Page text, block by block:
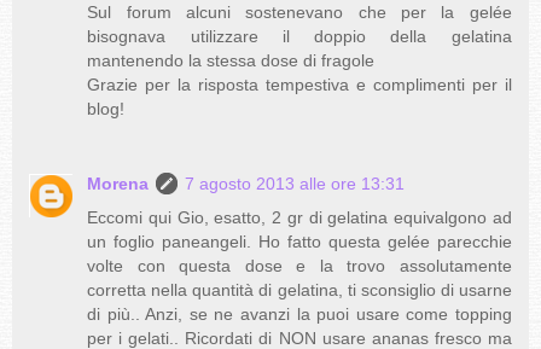
Sul forum alcuni sostenevano che per la gelée
bisognava utilizzare il doppio della gelatina
mantenendo la stessa dose di fragole
Grazie per la risposta tempestiva e complimenti per il
blog!
Morena
7 agosto 2013 alle ore 13:31
Eccomi qui Gio, esatto, 2 gr di gelatina equivalgono ad
un foglio paneangeli. Ho fatto questa gelée parecchie
volte con questa dose e la trovo assolutamente
corretta nella quantità di gelatina, ti sconsiglio di usarne
di più.. Anzi, se ne avanzi la puoi usare come topping
per i gelati.. Ricordati di NON usare ananas fresco ma